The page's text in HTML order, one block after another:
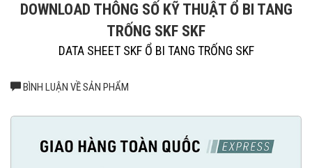
DOWNLOAD THÔNG SỐ KỸ THUẬT Ổ BI TANG
TRỐNG SKF SKF
DATA SHEET SKF Ổ BI TANG TRỐNG SKF
BÌNH LUẬN VỀ SẢN PHẨM